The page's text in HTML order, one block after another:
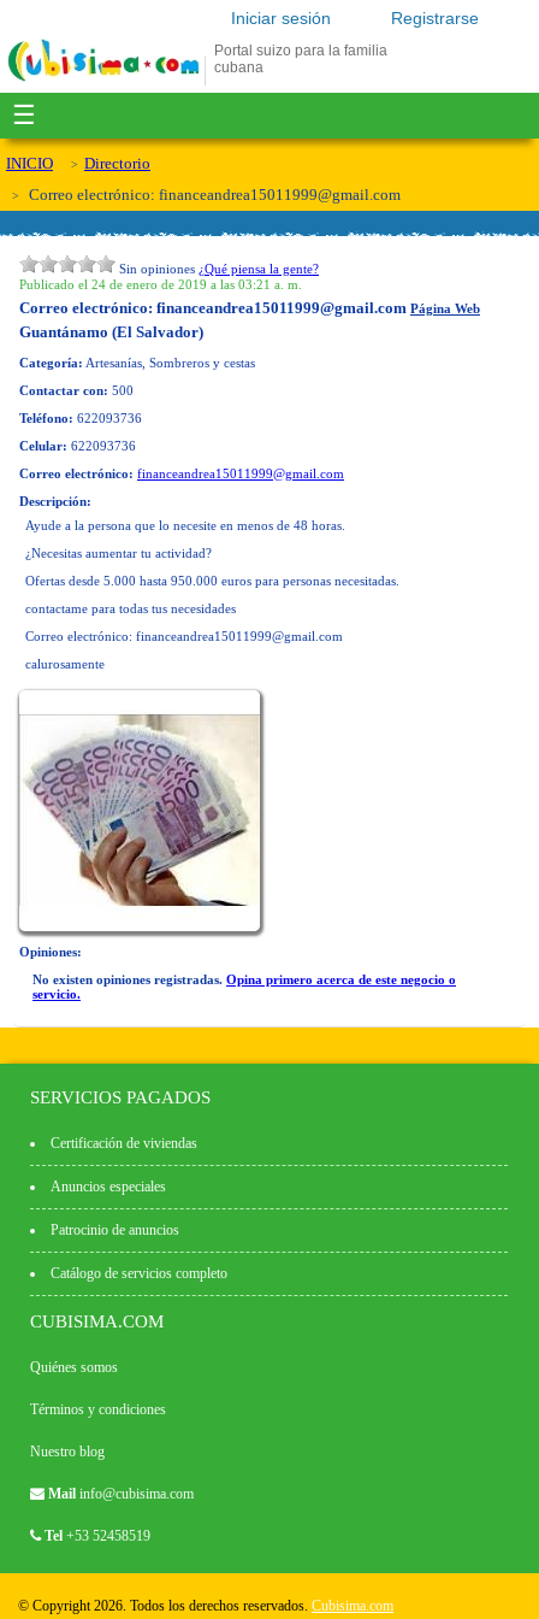
Registrarse
Iniciar sesión
Portal suizo para la familia
cubana
☰
INICIO
Directorio
Correo electrónico: financeandrea15011999@gmail.com
Sin opiniones ¿Qué piensa la gente?
Publicado el 24 de enero de 2019 a las 03:21 a. m.
Correo electrónico: financeandrea15011999@gmail.com Página Web
Guantánamo (El Salvador)
Categoría: Artesanías, Sombreros y cestas
Contactar con: 500
Teléfono: 622093736
Celular: 622093736
Correo electrónico: financeandrea15011999@gmail.com
Descripción:
Ayude a la persona que lo necesite en menos de 48 horas.
¿Necesitas aumentar tu actividad?
Ofertas desde 5.000 hasta 950.000 euros para personas necesitadas.
contactame para todas tus necesidades
Correo electrónico: financeandrea15011999@gmail.com
calurosamente
Opiniones:
No existen opiniones registradas. Opina primero acerca de este negocio o
servicio.
SERVICIOS PAGADOS
Certificación de viviendas
Anuncios especiales
Patrocinio de anuncios
Catálogo de servicios completo
CUBISIMA.COM
Quiénes somos
Términos y condiciones
Nuestro blog
Mail info@cubisima.com
Tel +53 52458519
© Copyright 2026. Todos los derechos reservados. Cubisima.com